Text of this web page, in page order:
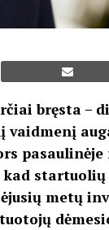
bręsta –
vaidmenį
metų